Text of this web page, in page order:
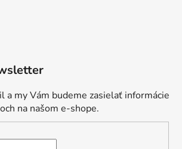
a my Vám budeme zasielať informácie
na našom e-shope.